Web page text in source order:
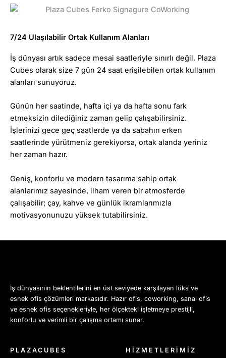
7/24 Ulaşılabilir Ortak Kullanım Alanları
İş dünyası artık sadece mesai saatleriyle sınırlı değil. Plaza
Cubes olarak size 7 gün 24 saat erişilebilen ortak kullanım
alanları sunuyoruz.
Günün her saatinde, hafta içi ya da hafta sonu fark
etmeksizin dilediğiniz zaman gelip çalışabilirsiniz.
İşlerinizi gece geç saatlerde ya da sabahın erken
saatlerinde yürütmeniz gerekiyorsa, ortak alanda yeriniz
her zaman hazır.
Geniş, konforlu ve modern tasarıma sahip ortak
alanlarımız sayesinde, ilham veren bir atmosferde
çalışabilir; çay, kahve ve günlük ikramlarımızla
motivasyonunuzu yüksek tutabilirsiniz.
İş dünyasının beklentilerini en üst seviyede karşılayan lüks ve
esnek ofis çözümleri markasıdır. Hazır ofis, coworking, sanal ofis
ve esnek ofis seçenekleriyle, her ölçekteki işletmeye prestijli,
konforlu ve verimli bir çalışma ortamı sunar.
PLAZACUBES HİZMETLERİMİZ